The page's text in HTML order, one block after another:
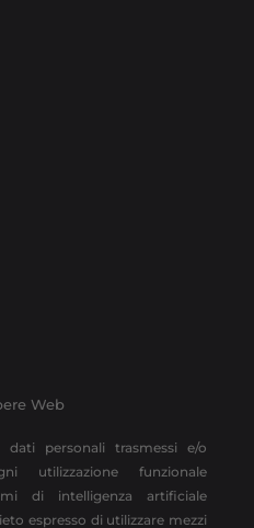
Web
personali trasmessi e/o
utilizzazione funzionale
di intelligenza artificiale
espresso di utilizzare mezzi